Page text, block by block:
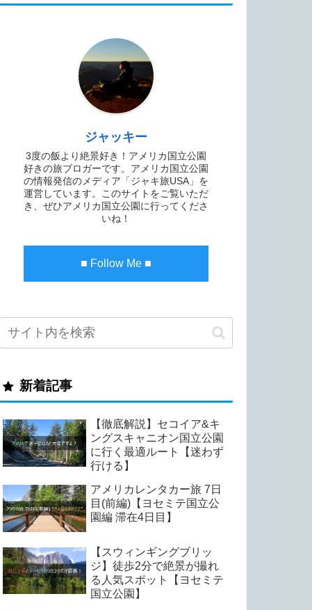
ジャッキー
3度の飯より絶景好き！アメリカ国立公園
好きの旅ブロガーです。アメリカ国立公園
の情報発信のメディア「ジャキ旅USA」を
運営しています。このサイトをご覧いただ
き、ぜひアメリカ国立公園に行ってくださ
いね！
新着記事
【徹底解説】セコイア&キ
ングスキャニオン国立公園
に行く最適ルート【迷わず
行ける】
アメリカレンタカー旅 7日
目(前編)【ヨセミテ国立公
園編 滞在4日目】
【スウィンギングブリッ
ジ】徒歩2分で絶景が撮れ
る人気スポット【ヨセミテ
国立公園】